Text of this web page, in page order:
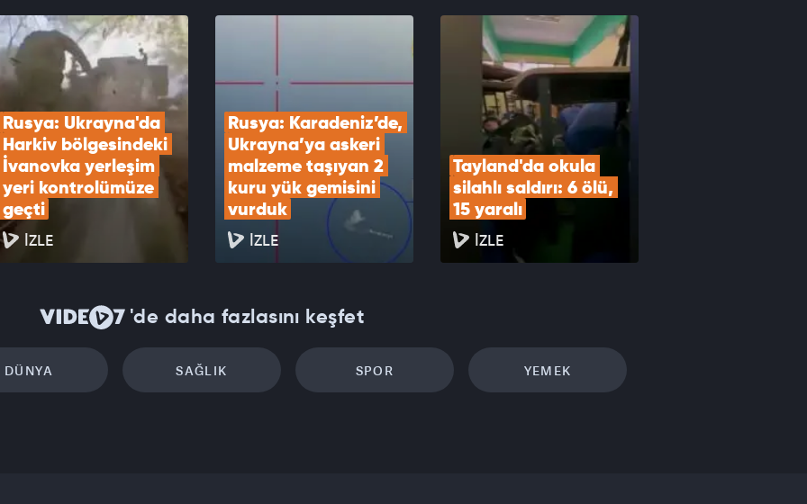
17 milyar dolarlık "savaş bütçesi" krizi:
istiyor, maliye direniyor
İZLE
Rusya: Ukrayna'da
Harkiv bölgesindeki
İvanovka yerleşim
yeri kontrolümüze
geçti
İZLE
Rusya: Karadeniz’de,
Ukrayna’ya askeri
malzeme taşıyan 2
kuru yük gemisini
vurduk
İZLE
Tayland'da okula
silahlı saldırı: 6 ölü,
15 yaralı
İZLE
'de daha fazlasını keşfet
DÜNYA SAĞLIK SPOR YEMEK